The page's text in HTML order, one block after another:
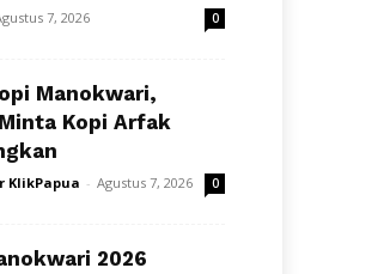
7, 2026 0
Manokwari,
Kopi Arfak
KlikPapua - Agustus 7, 2026 0
2026